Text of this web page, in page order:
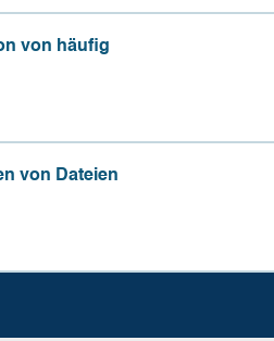
von häufig
von Dateien